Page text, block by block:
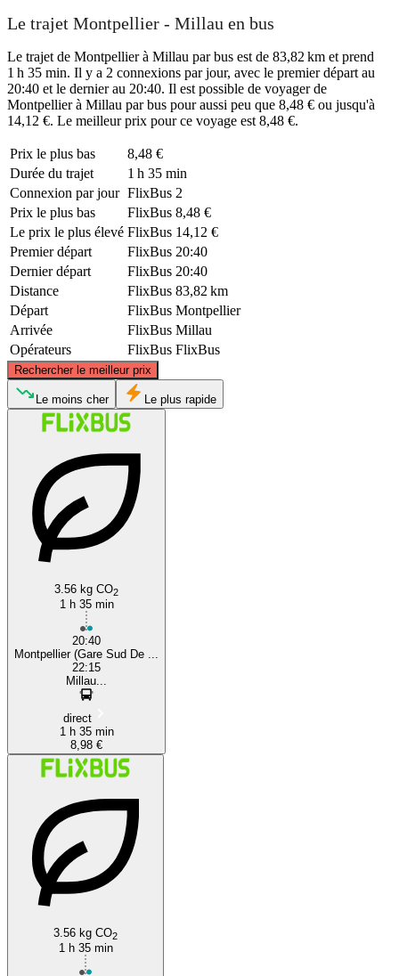
Le trajet Montpellier - Millau en bus
Le trajet de Montpellier à Millau par bus est de 83,82 km et prend
1 h 35 min. Il y a 2 connexions par jour, avec le premier départ au
20:40 et le dernier au 20:40. Il est possible de voyager de
Montpellier à Millau par bus pour aussi peu que 8,48 € ou jusqu'à
14,12 €. Le meilleur prix pour ce voyage est 8,48 €.
Prix ​​le plus bas
8,48 €
Durée du trajet
1 h 35 min
Connexion par jour FlixBus 2
Prix ​​le plus bas
FlixBus 8,48 €
Le prix le plus élevé FlixBus 14,12 €
Premier départ
FlixBus 20:40
Dernier départ
FlixBus 20:40
Distance
FlixBus 83,82 km
Départ
FlixBus Montpellier
Arrivée
FlixBus Millau
Opérateurs
FlixBus FlixBus
Rechercher le meilleur prix
Millau
©CARTO
Le moins cher Le plus rapide
3.56 kg CO2
1 h 35 min
20:40
Montpellier (Gare Sud De ...
22:15
Millau...
direct
1 h 35 min
8,98 €
3.56 kg CO2
1 h 35 min